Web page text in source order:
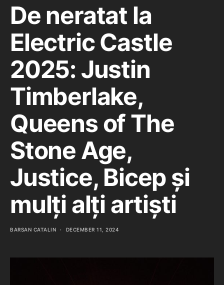
De neratat la
Electric Castle
2025: Justin
Timberlake,
Queens of The
Stone Age,
Justice, Bicep și
mulți alți artiști
BARSAN CATALIN DECEMBER 11, 2024